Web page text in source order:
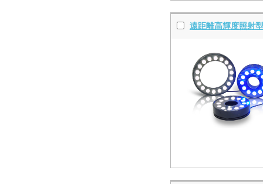
遠距離高輝度照射